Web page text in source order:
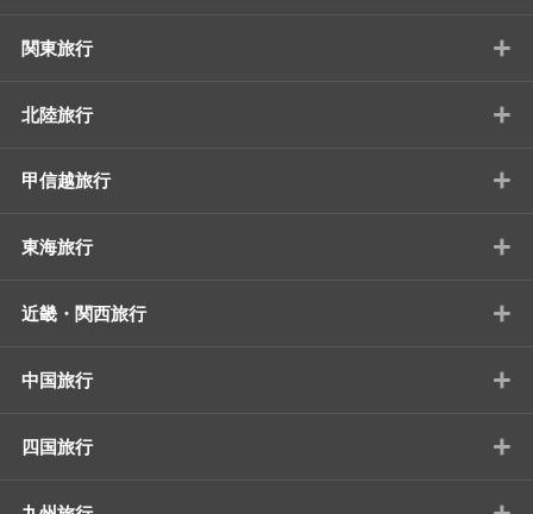
関東旅行 +
北陸旅行 +
甲信越旅行 +
東海旅行 +
近畿・関西旅行 +
中国旅行 +
四国旅行 +